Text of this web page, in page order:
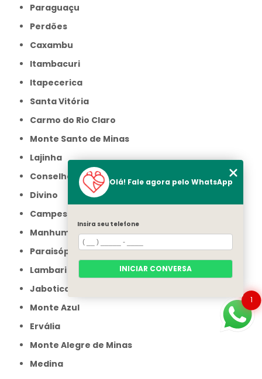
Paraguaçu
Perdões
Caxambu
Itambacuri
Itapecerica
Santa Vitória
Carmo do Rio Claro
Monte Santo de Minas
Lajinha
Conselheiro Pena
Divino
Campestre
Manhumirim
Paraisópolis
Lambari
Jaboticatubas
Monte Azul
Ervália
Monte Alegre de Minas
Medina
1
Olá! Fale agora pelo WhatsApp
Insira seu telefone
INICIAR CONVERSA